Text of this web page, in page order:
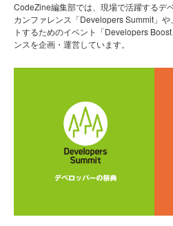
CodeZine編集部では、現場で活躍するデ
カンファレンス「Developers Summit」
トするためのイベント「Developers
ンスを企画・運営しています。